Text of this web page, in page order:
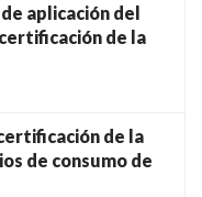
aplicación del
de la
de la
de consumo de